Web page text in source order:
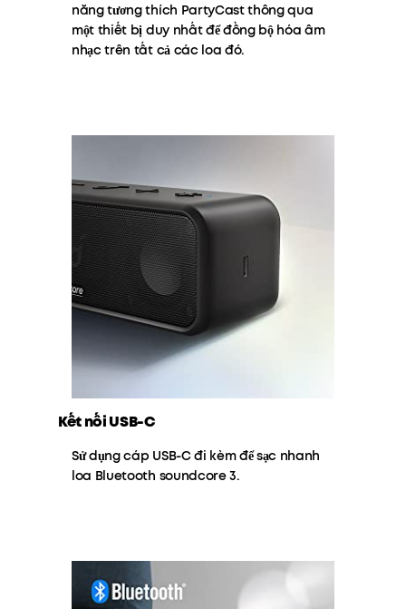
năng tương thích PartyCast thông qua
một thiết bị duy nhất để đồng bộ hóa âm
nhạc trên tất cả các loa đó.
Kết nối USB-C
Sử dụng cáp USB-C đi kèm để sạc nhanh
loa Bluetooth soundcore 3.